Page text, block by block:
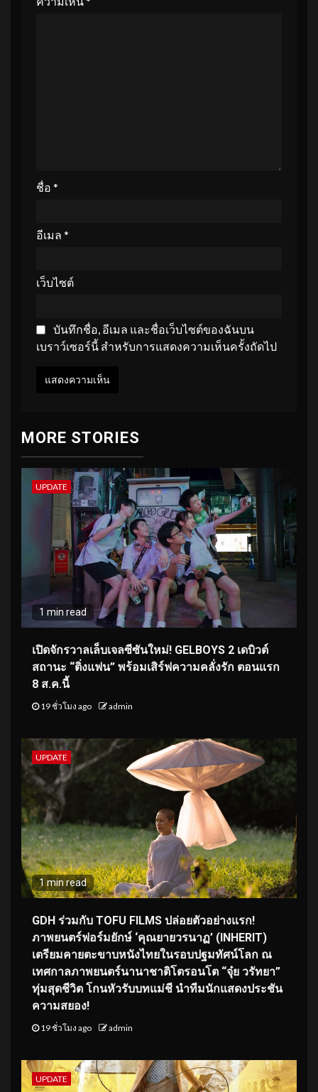
ชื่อ *
อีเมล *
เว็บไซต์
บันทึกชื่อ, อีเมล และชื่อเว็บไซต์ของฉันบน
เบราว์เซอร์นี้ สำหรับการแสดงความเห็นครั้งถัดไป
MORE STORIES
UPDATE
1 min read
เปิดจักรวาลเล็บเจลซีซันใหม่! GELBOYS 2 เดบิวต์
สถานะ “ติ่งแฟน” พร้อมเสิร์ฟความคลั่งรัก ตอนแรก
8 ส.ค.นี้
19 ชั่วโมง ago admin
UPDATE
1 min read
GDH ร่วมกับ TOFU FILMS ปล่อยตัวอย่างแรก!
ภาพยนตร์ฟอร์มยักษ์ ‘คุณยายวรนาฏ’ (INHERIT)
เตรียมคายตะขาบหนังไทยในรอบปฐมทัศน์โลก ณ
เทศกาลภาพยนตร์นานาชาติโตรอนโต “จุ๋ย วรัทยา”
ทุ่มสุดชีวิต โกนหัวรับบทแม่ชี นำทีมนักแสดงประชัน
ความสยอง!
19 ชั่วโมง ago admin
UPDATE